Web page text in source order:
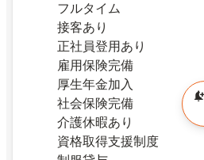
フルタイム
接客あり
正社員登用あり
雇用保険完備
厚生年金加入
社会保険完備
介護休暇あり
資格取得支援制度